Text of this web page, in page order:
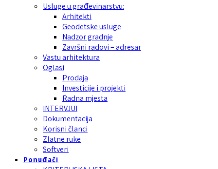
Usluge u građevinarstvu:
Arhitekti
Geodetske usluge
Nadzor gradnje
Završni radovi – adresar
Vastu arhitektura
Oglasi
Prodaja
Investicije i projekti
Radna mjesta
INTERVJUI
Dokumentacija
Korisni članci
Zlatne ruke
Softveri
Ponuđači